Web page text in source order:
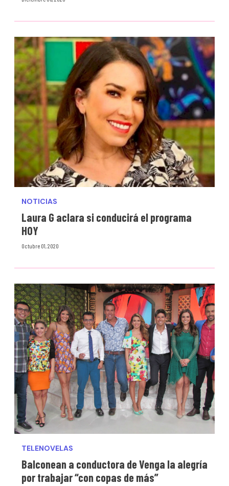
NOTICIAS
Laura G aclara si conducirá el programa
HOY
Octubre 01, 2020
TELENOVELAS
Balconean a conductora de Venga la alegría
por trabajar “con copas de más”